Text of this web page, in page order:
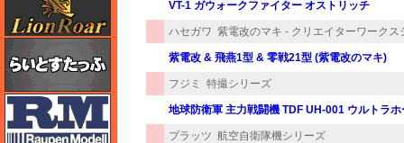
VT-1 ガウォークファイター オストリッチ
ハセガワ 紫電改のマキ - クリエイターワークス
紫電改 & 飛燕1型 & 零戦21型 (紫電改のマキ)
フジミ 特撮シリーズ
地球防衛軍 主力戦闘機 TDF UH-001 ウルトラ
プラッツ 航空自衛隊機シリーズ
らいとすたっふ
ラウペンモデル